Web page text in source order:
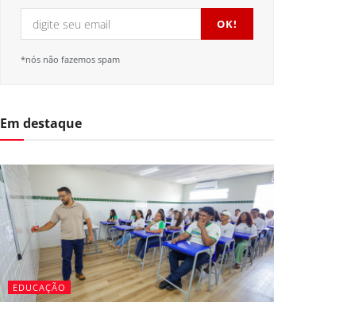
*nós não fazemos spam
Em destaque
EDUCAÇÃO